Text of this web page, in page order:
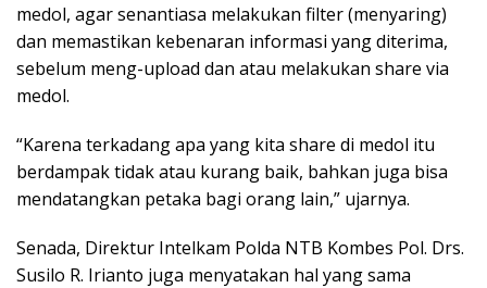
medol, agar senantiasa melakukan filter (menyaring)
dan memastikan kebenaran informasi yang diterima,
sebelum meng-upload dan atau melakukan share via
medol.
“Karena terkadang apa yang kita share di medol itu
berdampak tidak atau kurang baik, bahkan juga bisa
mendatangkan petaka bagi orang lain,” ujarnya.
Senada, Direktur Intelkam Polda NTB Kombes Pol. Drs.
Susilo R. Irianto juga menyatakan hal yang sama